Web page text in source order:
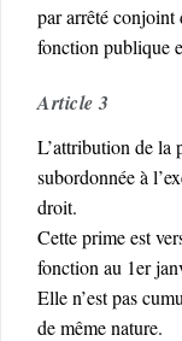
par arrêté conjoint
fonction publique
Article 3
L’attribution de la
subordonnée à
droit.
Cette prime est
fonction au 1er
Elle n’est pas
de même nature.